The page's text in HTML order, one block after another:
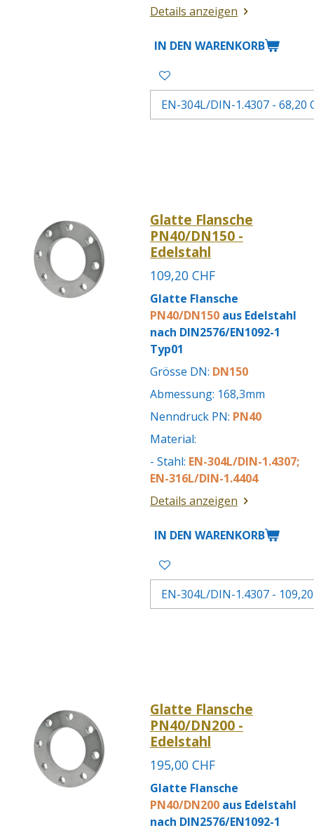
Details anzeigen
IN DEN WARENKORB
Glatte Flansche
PN40/DN150 -
Edelstahl
109,20 CHF
Glatte Flansche
PN40/DN150 aus Edelstahl
nach DIN2576/EN1092-1
Typ01
Grösse DN: DN150
Abmessung: 168,3mm
Nenndruck PN: PN40
Material:
- Stahl: EN-304L/DIN-1.4307;
EN-316L/DIN-1.4404
Details anzeigen
IN DEN WARENKORB
Glatte Flansche
PN40/DN200 -
Edelstahl
195,00 CHF
Glatte Flansche
PN40/DN200 aus Edelstahl
nach DIN2576/EN1092-1